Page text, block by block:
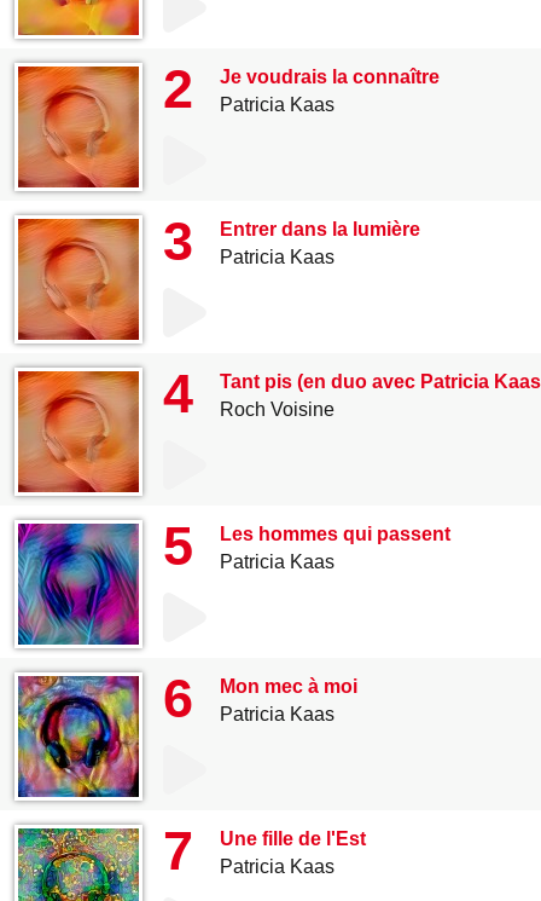
2
Je voudrais la connaître
Patricia Kaas
3
Entrer dans la lumière
Patricia Kaas
4
Tant pis (en duo avec Patricia
Roch Voisine
5
Les hommes qui passent
Patricia Kaas
6
Mon mec à moi
Patricia Kaas
7
Une fille de l'Est
Patricia Kaas